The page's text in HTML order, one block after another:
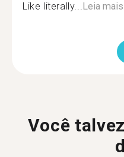
Like literally...Leia mais
Você